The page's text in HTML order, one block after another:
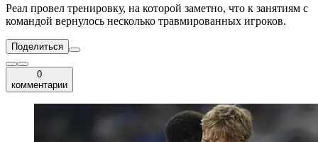
Реал провел тренировку, на которой заметно, что к занятиям с
командой вернулось несколько травмированных игроков.
Поделиться
0
комментарии